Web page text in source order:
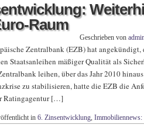
Raum
Geschrieben von
Zentralbank (EZB) hat angekündigt,
Staatsanleihen mäßiger Qualität als
leihen, über das Jahr 2010
zu stabilisieren, hatte die EZB die
Ratingagentur […]
in 6. Zinsentwicklung, Immobiliennews: